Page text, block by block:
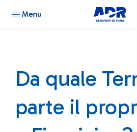
Menu
Da quale
parte il